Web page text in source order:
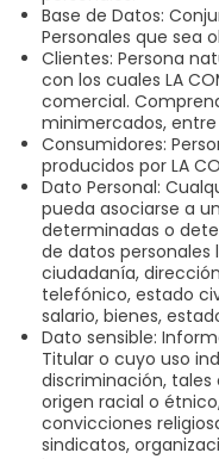
Base de Datos:
Personales que sea
Clientes: Persona
con los cuales LA
comercial.
minimercados, entre
Consumidores:
producidos por LA
Dato Personal:
pueda asociarse a
determinadas o
de datos personales
ciudadanía,
telefónico, estado
salario, bienes,
Dato sensible:
Titular o cuyo uso
discriminación,
origen racial o
convicciones
sindicatos,